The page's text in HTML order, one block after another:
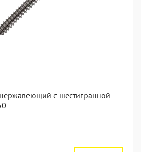
с шестигранной